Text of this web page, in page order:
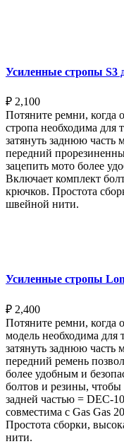
Усиленные стропы S3
₽ 2,100
Потяните ремни, когда
стропа необходима для
затянуть заднюю
передний
зацепить мото более
Включает комплект
крючков. Простота
швейной нити.
Усиленные стропы
₽ 2,400
Потяните ремни, когда
модель необходима для
затянуть заднюю
передний ремень
более удобным и
болтов и резины,
задней частью = DEC-
совместима с Gas Gas
Простота сборки,
нити.